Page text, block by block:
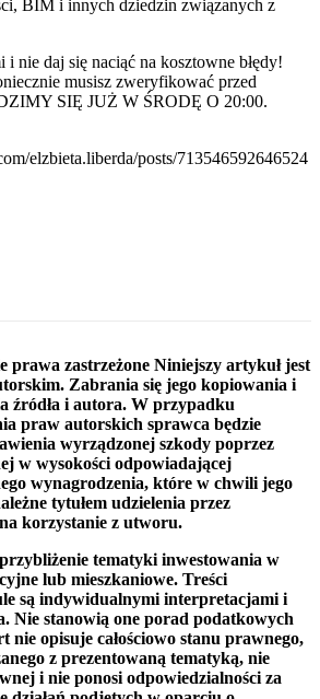
BIM i innych dziedzin związanych z
nie daj się naciąć na kosztowne błędy!
musisz zweryfikować przed
SIĘ JUŻ W ŚRODĘ O 20:00.
elzbieta.liberda/posts/713546592646524
prawa zastrzeżone Niniejszy artykuł jest
Zabrania się jego kopiowania i
źródła i autora. W przypadku
praw autorskich sprawca będzie
wyrządzonej szkody poprzez
w wysokości odpowiadającej
wynagrodzenia, które w chwili jego
tytułem udzielenia przez
korzystanie z utworu.
tematyki inwestowania w
lub mieszkaniowe. Treści
są indywidualnymi interpretacjami i
Nie stanowią one porad podatkowych
opisuje całościowo stanu prawnego,
z prezentowaną tematyką, nie
i nie ponosi odpowiedzialności za